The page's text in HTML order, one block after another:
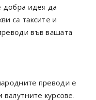
добра идея да
са таксите и
във вашата
преводи е
курсове.